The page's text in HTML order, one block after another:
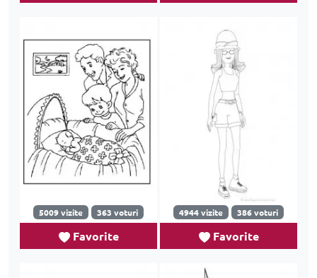
5009 vizite 363 voturi
Favorite
4944 vizite 386 voturi
Favorite